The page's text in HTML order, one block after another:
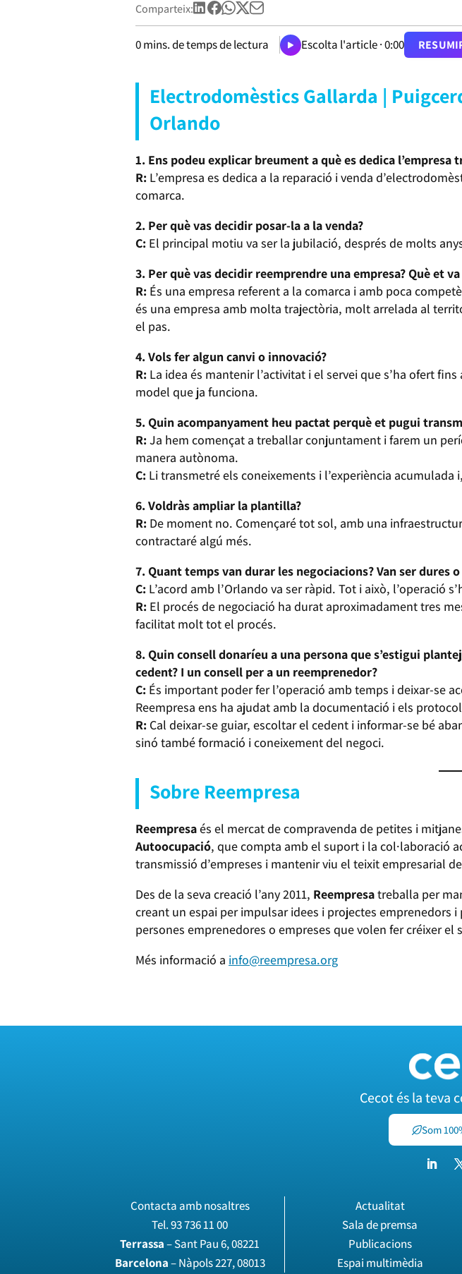
Comparteix:
0mins. de temps de lectura Escolta l'article ·0:00
Electrodomèstics Gallarda |
Orlando
1. Ens podeu explicar breument a què es dedica l’empresa
R: L’empresa es dedica a la reparació i venda
comarca.
2. Per què vas decidir posar-la a la venda?
C: El principal motiu va ser la jubilació, després de molts
3. Per què vas decidir reemprendre una empresa? Què et
R: És una empresa referent a la comarca i amb poca
és una empresa amb molta trajectòria, molt arrelada al
el pas.
4. Vols fer algun canvi o innovació?
R: La idea és mantenir l’activitat i el servei que s’ha ofert
model que ja funciona.
5. Quin acompanyament heu pactat perquè et pugui
R: Ja hem començat a treballar conjuntament i farem un
manera autònoma.
C: Li transmetré els coneixements i l’experiència
6. Voldràs ampliar la plantilla?
R: De moment no. Començaré tot sol, amb una
contractaré algú més.
7. Quant temps van durar les negociacions? Van ser dures
C: L’acord amb l’Orlando va ser ràpid. Tot i això, l’operació
R: El procés de negociació ha durat aproximadament tres
facilitat molt tot el procés.
8. Quin consell donaríeu a una persona que s’estigui
cedent? I un consell per a un reemprenedor?
C: És important poder fer l’operació amb temps i deixar-se
Reempresa ens ha ajudat amb la documentació i els
R: Cal deixar-se guiar, escoltar el cedent i informar-se bé
sinó també formació i coneixement del negoci.
Sobre Reempresa
Reempresaés el mercat de compravenda de petites i
Autoocupació, que compta amb el suport i la col·laboració
transmissió d’empreses i mantenir viu el teixit empresarial
Des de la seva creació l’any 2011, Reempresatreballa per
creant un espai per impulsar idees i projectes emprenedors
persones emprenedores o empreses que volen fer créixer el
Més informació a info@reempresa.org
Cecot és la teva
Som
Contacta amb nosaltres
Tel.93 736 11 00
Terrassa– Sant Pau 6, 08221
Barcelona– Nàpols 227, 08013
Actualitat
Sala de premsa
Publicacions
Espai multimèdia